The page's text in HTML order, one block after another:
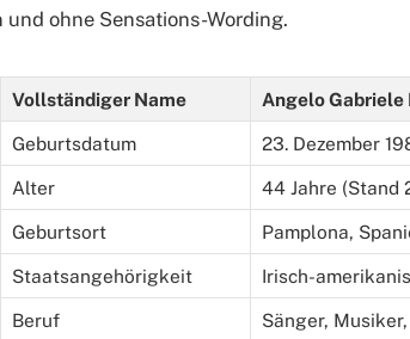
und ohne Sensations-Wording.
Vollständiger Name Angelo Gabriele
Geburtsdatum 23. Dezember
Alter 44 Jahre (Stand
Geburtsort Pamplona,
Staatsangehörigkeit Irisch-
Beruf Sänger,